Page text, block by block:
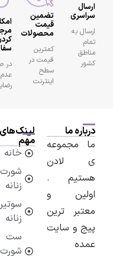
ارسال
سراسری
ارسال به
مناطق
کشور
تضمین
قیمت
محصولات
کمترین
قیمت در
سطح
اینترنت
امکان
مرجوع
کردن
سفارش
در صورت
رضایت
درباره ما
ما مجموعه
ی لادن
هستیم .
اولین و
معتبر ترین
پیج و سایت
عمده
لینک‌های
مهم
خانه
شورت
زنانه
سوتین
زنانه
ست
شورت و